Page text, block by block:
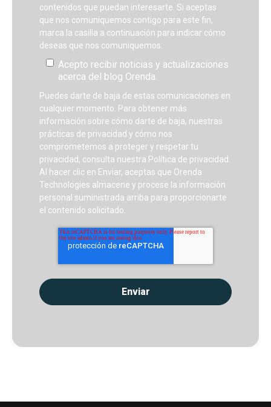
contenidos que puedan interesarte. Si aceptas
que nos comuniquemos contigo para este fin,
marca la casilla a continuación para indicar cómo
deseas que nos comuniquemos:
Acepto recibir noticias y actualizaciones
acerca del blog Orenda.
Puedes darte de baja de estas comunicaciones en
cualquier momento. Para obtener más
información sobre cómo darte de baja, nuestras
prácticas de privacidad y cómo nos
comprometemos a proteger y respetar tu
privacidad, consulta nuestra Política de privacidad.
Al hacer clic en Enviar, aceptas que Orenda
Technologies almacene y procese la información
personal suministrada arriba para proporcionarte
el contenido solicitado.